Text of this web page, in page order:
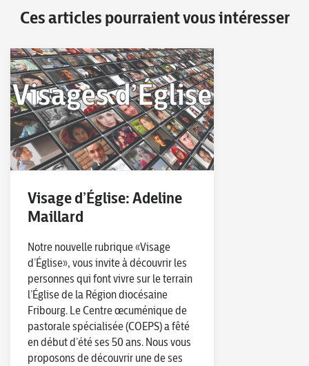
Ces articles pourraient vous intéresser
Visage d’Église: Adeline
Maillard
Notre nouvelle rubrique «Visage
d’Église», vous invite à découvrir les
personnes qui font vivre sur le terrain
l’Église de la Région diocésaine
Fribourg. Le Centre œcuménique de
pastorale spécialisée (COEPS) a fêté
en début d’été ses 50 ans. Nous vous
proposons de découvrir une de ses